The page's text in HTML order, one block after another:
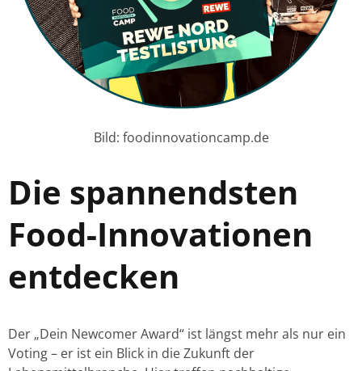
Bild: foodinnovationcamp.de
Die spannendsten
Food-Innovationen
entdecken
Der „Dein Newcomer Award“ ist längst mehr als nur ein
Voting – er ist ein Blick in die Zukunft der